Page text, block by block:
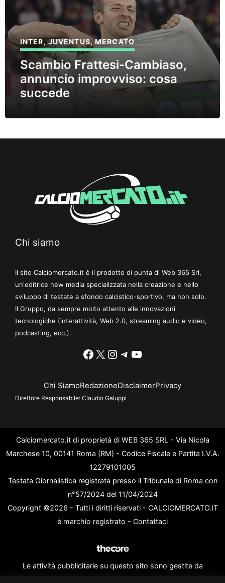
INTER,JUVENTUS,MERCATO
Scambio Frattesi-Cambiaso,
annuncio improvviso: cosa
succede
Chi siamo
Il sito Calciomercato.it è il prodotto di punta di Web 365 Srl,
un'editrice new media specializzata nella creazione e nello
sviluppo di testate a sfondo calcistico-sportivo, ma non solo.
Il Gruppo, da sempre molto attento alle innovazioni
tecnologiche (interattività, Web 2.0, streaming audio e video,
podcasting, ecc.).
Facebook
X Instagram
Telegram
YouTube
Chi SiamoRedazioneDisclaimerPrivacy
Direttore Responsabile: Claudio Galuppi
Calciomercato.it di proprietà di WEB 365 SRL - Via Nicola
Marchese 10, 00141 Roma (RM) - Codice Fiscale e Partita I.V.A.
12279101005
Testata Giornalistica registrata presso il Tribunale di Roma con
n°57/2024 del 11/04/2024
Copyright ©2026 - Tutti i diritti riservati - CALCIOMERCATO.IT
è marchio registrato - Contattaci
Le attività pubblicitarie su questo sito sono gestite da